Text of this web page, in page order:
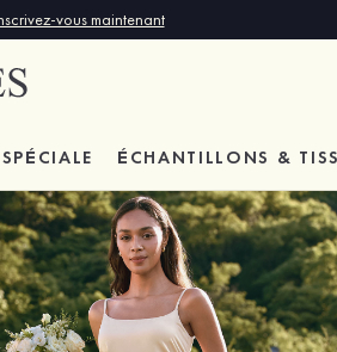
vous maintenant
ÉCHANTILLONS &